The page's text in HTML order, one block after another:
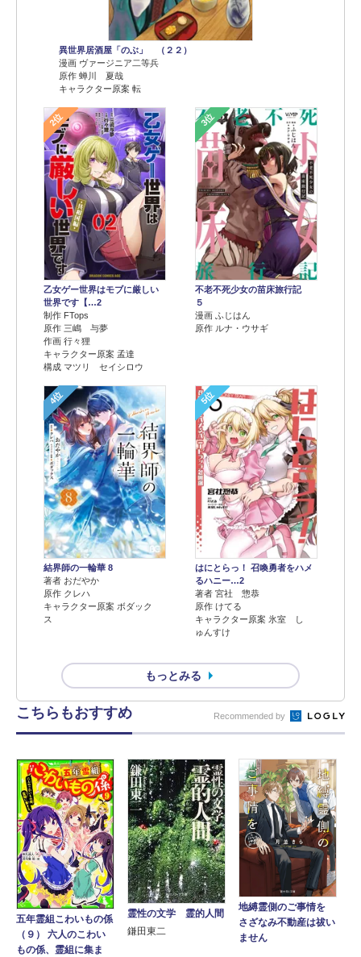
異世界居酒屋「のぶ」 （２２）
漫画 ヴァージニア二等兵
原作 蝉川 夏哉
キャラクター原案 転
2位
乙女ゲー世界はモブに厳しい
世界です【…2
制作 FTops
原作 三嶋 与夢
作画 行々狸
キャラクター原案 孟達
構成 マツリ セイシロウ
3位
不老不死少女の苗床旅行記
５
漫画 ふじはん
原作 ルナ・ウサギ
4位
結界師の一輪華 8
著者 おだやか
原作 クレハ
キャラクター原案 ボダック
ス
5位
はにとらっ！ 召喚勇者をハメ
るハニー…2
著者 宮社 惣恭
原作 けてる
キャラクター原案 氷室 し
ゅんすけ
もっとみる
こちらもおすすめ Recommended by
五年霊組こわいもの係
（９） 六人のこわい
もの係、霊組に集ま
霊性の文学 霊的人間
鎌田東二
地縛霊側のご事情を
さざなみ不動産は祓い
ません